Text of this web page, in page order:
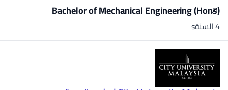
Bachelor of Mechanical Engineering (Hons)
4 السنةs